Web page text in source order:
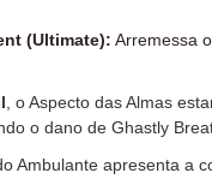
(Ultimate): Arremessa
, o Aspecto das Almas
o dano de Ghastly
Ambulante apresenta a